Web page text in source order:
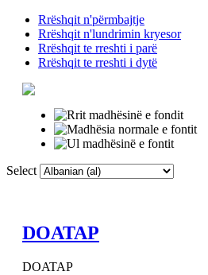
Rrëshqit n'përmbajtje
Rrëshqit n'lundrimin kryesor
Rrëshqit te rreshti i parë
Rrëshqit te rreshti i dytë
Select
DOATAP
DOATAP